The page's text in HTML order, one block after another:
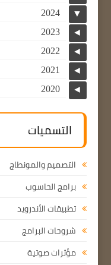
▼
2024
◄
2023
◄
2022
◄
2021
◄
2020
التسميات
التصميم والمونطاج
برامج الحاسوب
تطبيقات الأندرويد
شروحات البرامج
مؤثرات صوتية